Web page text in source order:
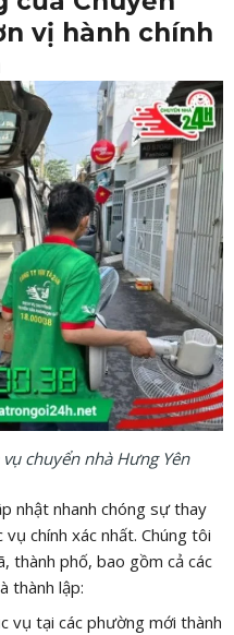
vị hành chính
chuyển nhà Hưng Yên
nhật nhanh chóng sự thay
chính xác nhất. Chúng tôi
thành phố, bao gồm cả các
thành lập:
vụ tại các phường mới thành